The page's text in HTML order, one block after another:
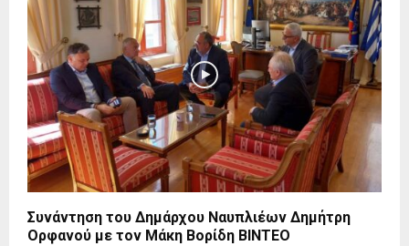
Συνάντηση του Δημάρχου Ναυπλιέων Δημήτρη
Ορφανού με τον Μάκη Βορίδη ΒΙΝΤΕΟ